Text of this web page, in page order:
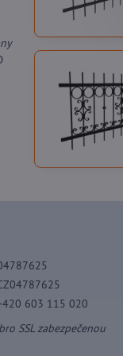
603 115 020
SSL zabezpečenou